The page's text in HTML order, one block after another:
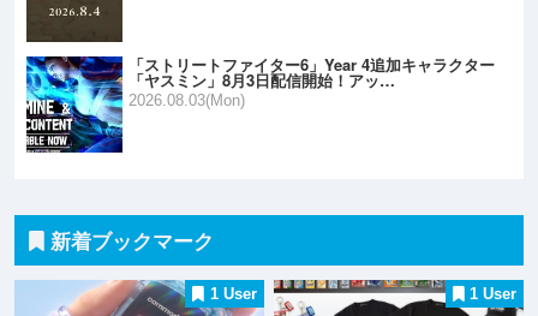
「ストリートファイター6」Year 4追加キャラクター
「ヤスミン」8月3日配信開始！アッ…
2026.08.03(Mon)
新着ブックマーク
1 User 1 User